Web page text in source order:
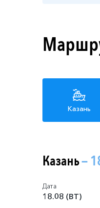
Казань
Казань—
Дата
18.08 (ВТ)